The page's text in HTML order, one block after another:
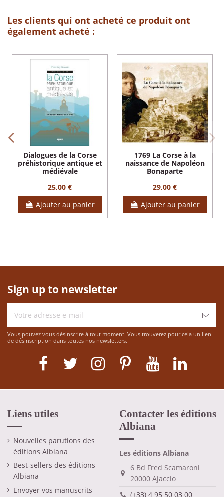
Les clients qui ont acheté ce produit ont
également acheté :
Dialogues de la Corse
préhistorique antique et
médiévale
25,00 €
Ajouter au panier
1769 La Corse à la
naissance de Napoléon
Bonaparte
29,00 €
Ajouter au panier
Sign up to newsletter
Vous pouvez vous désinscrire à tout moment. Vous trouverez pour cela un lien
de désinscription dans toutes nos newsletters.
Liens utiles
Nouvelles parutions des
éditions Albiana
Best-sellers des éditions
Albiana
Envoyer vos manuscrits
Contacter les éditions
Albiana
Les éditions Albiana
6 Bd Fred Scamaroni
20000 Ajaccio
(+33) 4 95 50 03 00